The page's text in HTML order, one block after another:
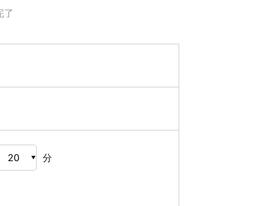
了
分